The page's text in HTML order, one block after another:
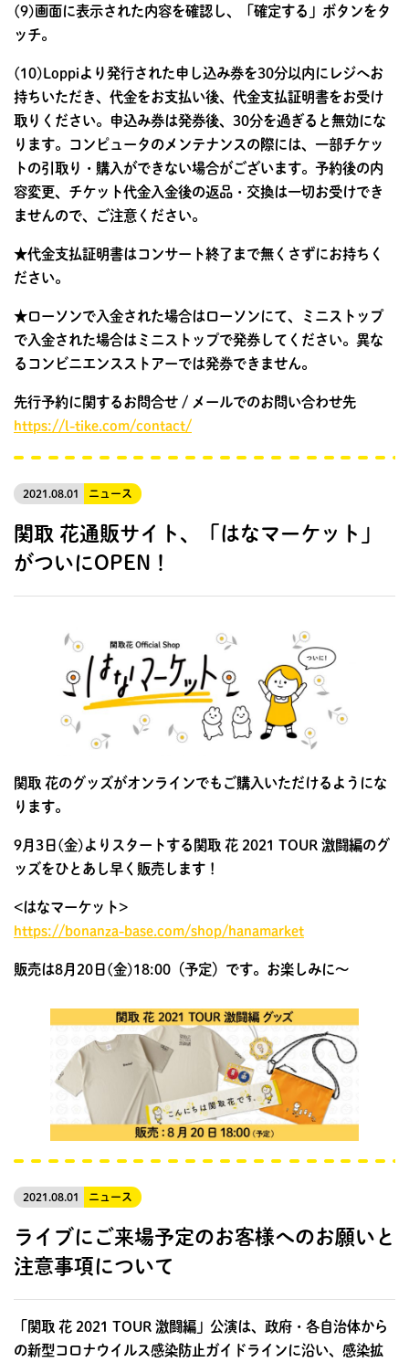
(9)画面に表示された内容を確認し、「確定する」ボタンをタ
ッチ。
(10)Loppiより発行された申し込み券を30分以内にレジへお
持ちいただき、代金をお支払い後、代金支払証明書をお受け
取りください。申込み券は発券後、30分を過ぎると無効にな
ります。コンピュータのメンテナンスの際には、一部チケッ
トの引取り・購入ができない場合がございます。予約後の内
容変更、チケット代金入金後の返品・交換は一切お受けでき
ませんので、ご注意ください。
★代金支払証明書はコンサート終了まで無くさずにお持ちく
ださい。
★ローソンで入金された場合はローソンにて、ミニストップ
で入金された場合はミニストップで発券してください。異な
るコンビニエンスストアーでは発券できません。
先行予約に関するお問合せ / メールでのお問い合わせ先
https://l-tike.com/contact/
2021.08.01 ニュース
関取 花通販サイト、「はなマーケット」
がついにOPEN！
関取 花のグッズがオンラインでもご購入いただけるようにな
ります。
9月3日(金)よりスタートする関取 花 2021 TOUR 激闘編のグ
ッズをひとあし早く販売します！
<はなマーケット>
https://bonanza-base.com/shop/hanamarket
販売は8月20日(金)18:00（予定）です。お楽しみに〜
2021.08.01 ニュース
ライブにご来場予定のお客様へのお願いと
注意事項について
「関取 花 2021 TOUR 激闘編」公演は、政府・各自治体から
の新型コロナウイルス感染防止ガイドラインに沿い、感染拡